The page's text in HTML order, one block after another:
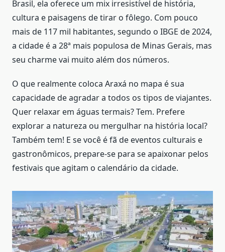
Brasil, ela oferece um mix irresistível de história,
cultura e paisagens de tirar o fôlego. Com pouco
mais de 117 mil habitantes, segundo o IBGE de 2024,
a cidade é a 28ª mais populosa de Minas Gerais, mas
seu charme vai muito além dos números.
O que realmente coloca Araxá no mapa é sua
capacidade de agradar a todos os tipos de viajantes.
Quer relaxar em águas termais? Tem. Prefere
explorar a natureza ou mergulhar na história local?
Também tem! E se você é fã de eventos culturais e
gastronômicos, prepare-se para se apaixonar pelos
festivais que agitam o calendário da cidade.